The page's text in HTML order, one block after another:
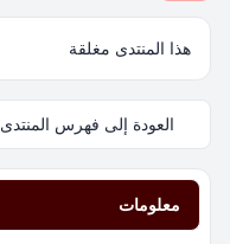
هذا المنتدى مغلقة
العودة إلى فهرس المنتدى
معلومات